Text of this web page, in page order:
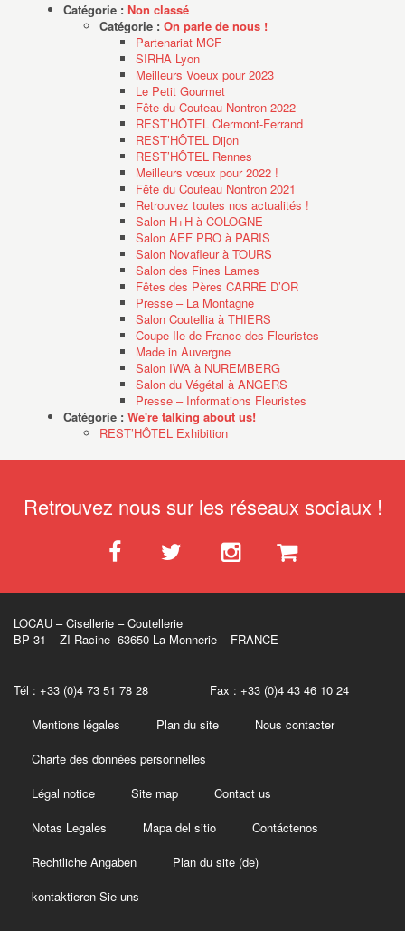
Catégorie : Non classé
Catégorie : On parle de nous !
Partenariat MCF
SIRHA Lyon
Meilleurs Voeux pour 2023
Le Petit Gourmet
Fête du Couteau Nontron 2022
REST’HÔTEL Clermont-Ferrand
REST’HÔTEL Dijon
REST’HÔTEL Rennes
Meilleurs vœux pour 2022 !
Fête du Couteau Nontron 2021
Retrouvez toutes nos actualités !
Salon H+H à COLOGNE
Salon AEF PRO à PARIS
Salon Novafleur à TOURS
Salon des Fines Lames
Fêtes des Pères CARRE D’OR
Presse – La Montagne
Salon Coutellia à THIERS
Coupe Ile de France des Fleuristes
Made in Auvergne
Salon IWA à NUREMBERG
Salon du Végétal à ANGERS
Presse – Informations Fleuristes
Catégorie : We're talking about us!
REST’HÔTEL Exhibition
Retrouvez nous sur les réseaux sociaux !
LOCAU – Cisellerie – Coutellerie
BP 31 – ZI Racine- 63650 La Monnerie – FRANCE
Tél : +33 (0)4 73 51 78 28 Fax : +33 (0)4 43 46 10 24
Mentions légales
Plan du site
Nous contacter
Charte des données personnelles
Légal notice
Site map
Contact us
Notas Legales
Mapa del sitio
Contáctenos
Rechtliche Angaben
Plan du site (de)
kontaktieren Sie uns